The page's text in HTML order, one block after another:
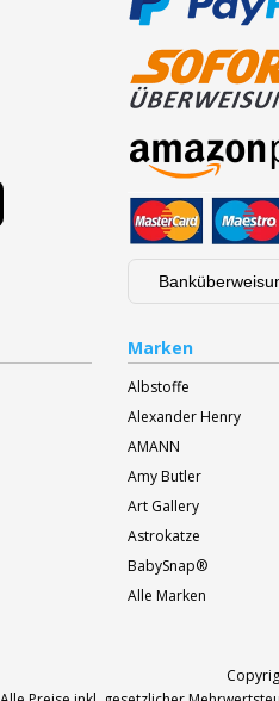
Marken
Albstoffe
Alexander Henry
AMANN
Amy Butler
Art Gallery
Astrokatze
BabySnap®
Alle Marken